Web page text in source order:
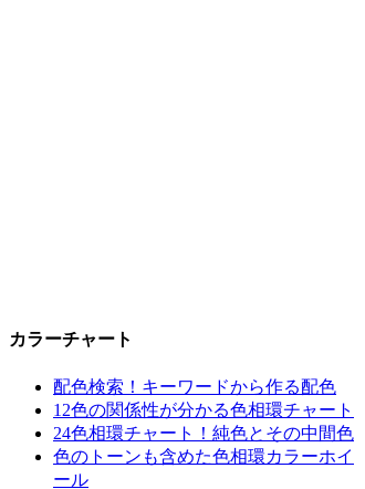
カラーチャート
配色検索！キーワードから作る配色
12色の関係性が分かる色相環チャート
24色相環チャート！純色とその中間色
色のトーンも含めた色相環カラーホイ
ール